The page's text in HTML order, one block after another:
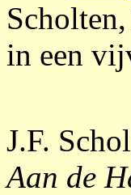
Scholten,
in een
J.F.
Aan de